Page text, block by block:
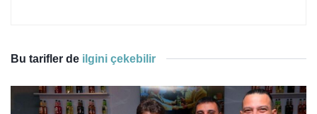
Bu tarifler de ilgini çekebilir